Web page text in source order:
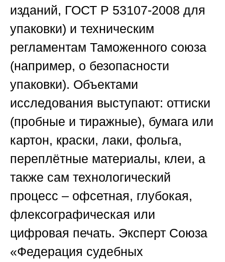
изданий, ГОСТ Р 53107-2008 для
упаковки) и техническим
регламентам Таможенного союза
(например, о безопасности
упаковки). Объектами
исследования выступают: оттиски
(пробные и тиражные), бумага или
картон, краски, лаки, фольга,
переплётные материалы, клеи, а
также сам технологический
процесс – офсетная, глубокая,
флексографическая или
цифровая печать. Эксперт Союза
«Федерация судебных